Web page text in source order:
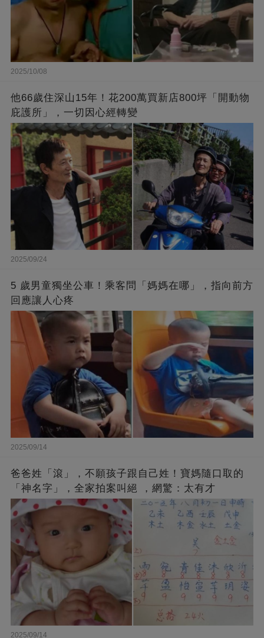
2025/10/08
他66歲住深山15年！花200萬買新店800坪「開動物
庇護所」，一切因心經轉變
2025/09/24
5 歲男童獨坐公車！乘客問「媽媽在哪」，指向前方
回應讓人心疼
2025/09/14
爸爸姓「滾」，不願孩子跟自己姓！寶媽隨口取的
「神名字」，全家拍案叫絕 ，網驚：太有才
2025/09/14